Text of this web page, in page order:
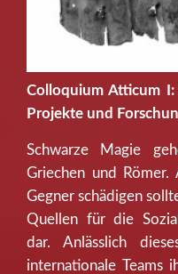
Colloquium Atticum
Projekte und
Schwarze Magie
Griechen und
Gegner schädigen
Quellen für die
dar. Anlässlich
internationale Teams